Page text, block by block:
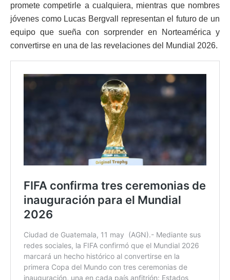
promete competirle a cualquiera, mientras que nombres
jóvenes como Lucas Bergvall representan el futuro de un
equipo que sueña con sorprender en Norteamérica y
convertirse en una de las revelaciones del Mundial 2026.